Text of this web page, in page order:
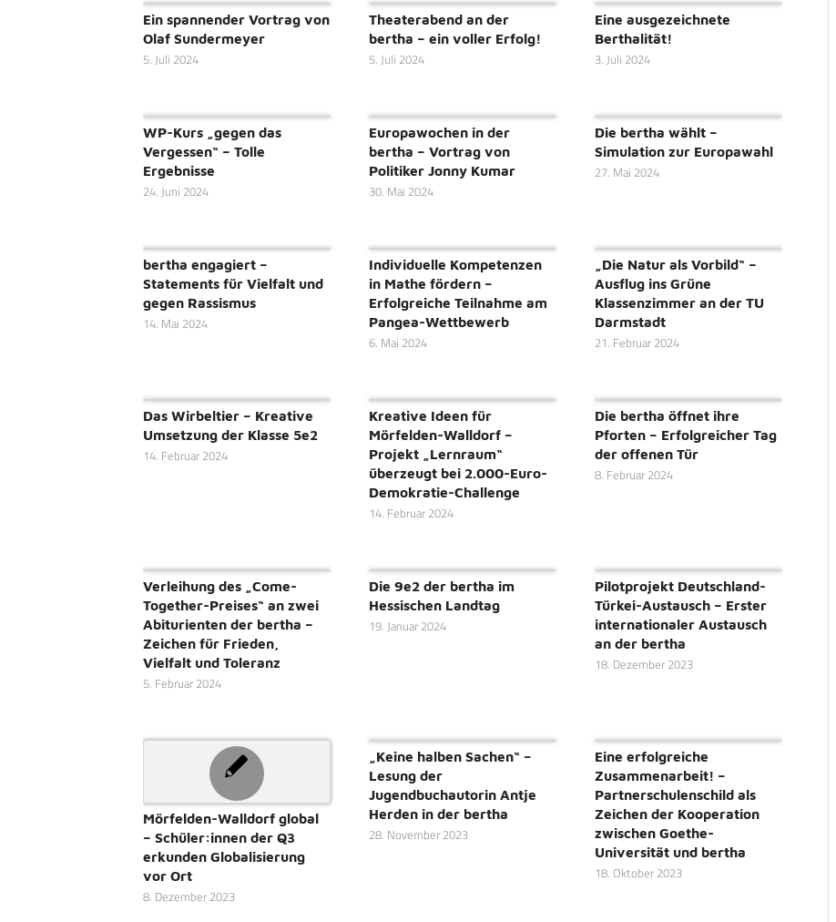
Ein spannender Vortrag von
Olaf Sundermeyer
5. Juli 2024
Theaterabend an der
bertha – ein voller Erfolg!
5. Juli 2024
Eine ausgezeichnete
Berthalität!
3. Juli 2024
WP-Kurs „gegen das
Vergessen“ – Tolle
Ergebnisse
24. Juni 2024
Europawochen in der
bertha – Vortrag von
Politiker Jonny Kumar
30. Mai 2024
Die bertha wählt –
Simulation zur Europawahl
27. Mai 2024
bertha engagiert –
Statements für Vielfalt und
gegen Rassismus
14. Mai 2024
Individuelle Kompetenzen
in Mathe fördern –
Erfolgreiche Teilnahme am
Pangea-Wettbewerb
6. Mai 2024
„Die Natur als Vorbild“ –
Ausflug ins Grüne
Klassenzimmer an der TU
Darmstadt
21. Februar 2024
Das Wirbeltier – Kreative
Umsetzung der Klasse 5e2
14. Februar 2024
Kreative Ideen für
Mörfelden-Walldorf –
Projekt „Lernraum“
überzeugt bei 2.000-Euro-
Demokratie-Challenge
14. Februar 2024
Die bertha öffnet ihre
Pforten – Erfolgreicher Tag
der offenen Tür
8. Februar 2024
Verleihung des „Come-
Together-Preises“ an zwei
Abiturienten der bertha –
Zeichen für Frieden,
Vielfalt und Toleranz
5. Februar 2024
Die 9e2 der bertha im
Hessischen Landtag
19. Januar 2024
Pilotprojekt Deutschland-
Türkei-Austausch – Erster
internationaler Austausch
an der bertha
18. Dezember 2023
Mörfelden-Walldorf global
– Schüler:innen der Q3
erkunden Globalisierung
vor Ort
8. Dezember 2023
„Keine halben Sachen“ –
Lesung der
Jugendbuchautorin Antje
Herden in der bertha
28. November 2023
Eine erfolgreiche
Zusammenarbeit! –
Partnerschulenschild als
Zeichen der Kooperation
zwischen Goethe-
Universität und bertha
18. Oktober 2023